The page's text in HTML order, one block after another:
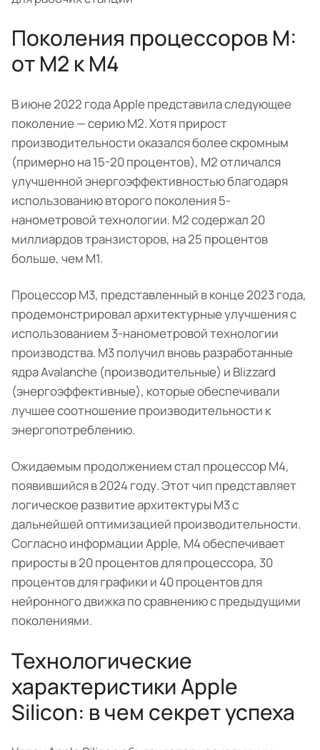
Поколения процессоров M:
от M2 к M4
В июне 2022 года Apple представила следующее
поколение — серию M2. Хотя прирост
производительности оказался более скромным
(примерно на 15-20 процентов), M2 отличался
улучшенной энергоэффективностью благодаря
использованию второго поколения 5-
нанометровой технологии. М2 содержал 20
миллиардов транзисторов, на 25 процентов
больше, чем M1.
Процессор M3, представленный в конце 2023 года,
продемонстрировал архитектурные улучшения с
использованием 3-нанометровой технологии
производства. М3 получил вновь разработанные
ядра Avalanche (производительные) и Blizzard
(энергоэффективные), которые обеспечивали
лучшее соотношение производительности к
энергопотреблению.
Ожидаемым продолжением стал процессор M4,
появившийся в 2024 году. Этот чип представляет
логическое развитие архитектуры M3 с
дальнейшей оптимизацией производительности.
Согласно информации Apple, M4 обеспечивает
приросты в 20 процентов для процессора, 30
процентов для графики и 40 процентов для
нейронного движка по сравнению с предыдущими
поколениями.
Технологические
характеристики Apple
Silicon: в чем секрет успеха